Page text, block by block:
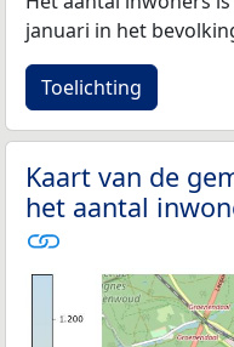
januari in het
Toelichting
Kaart van de
het aantal